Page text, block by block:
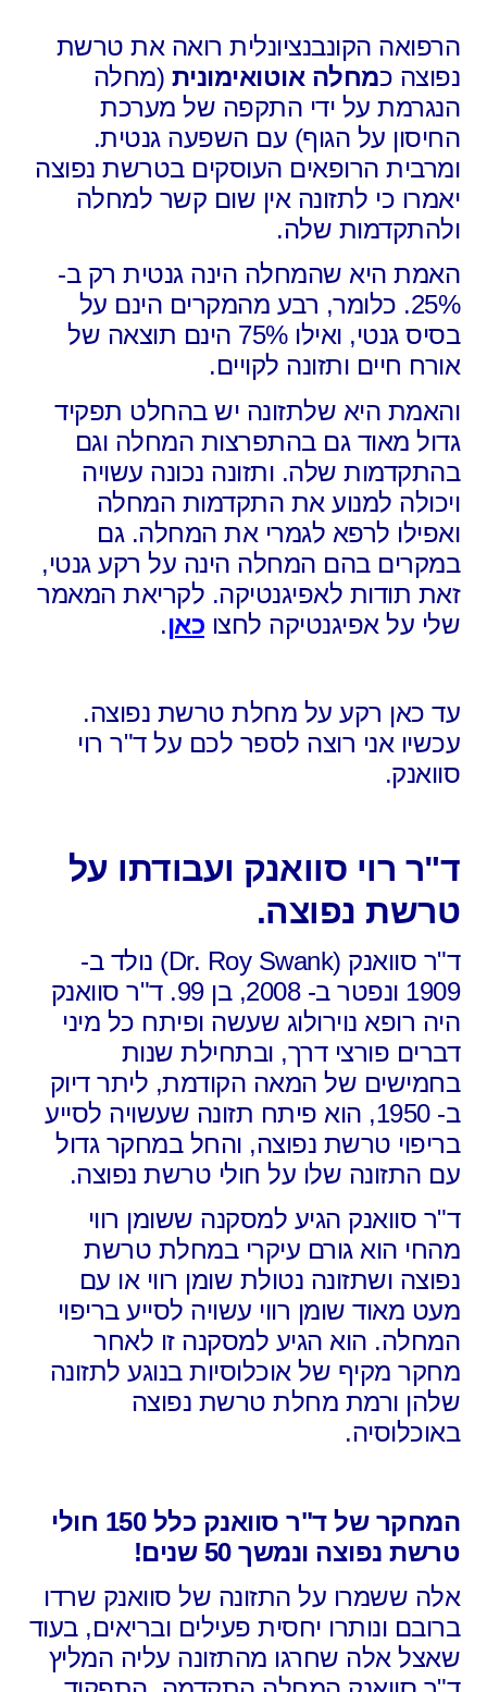
הרפואה הקונבנציונלית רואה את טרשת
נפוצה כמחלה אוטואימונית (מחלה
הנגרמת על ידי התקפה של מערכת
החיסון על הגוף) עם השפעה גנטית.
ומרבית הרופאים העוסקים בטרשת נפוצה
יאמרו כי לתזונה אין שום קשר למחלה
ולהתקדמות שלה.
האמת היא שהמחלה הינה גנטית רק ב-
25%. כלומר, רבע מהמקרים הינם על
בסיס גנטי, ואילו 75% הינם תוצאה של
אורח חיים ותזונה לקויים.
והאמת היא שלתזונה יש בהחלט תפקיד
גדול מאוד גם בהתפרצות המחלה וגם
בהתקדמות שלה. ותזונה נכונה עשויה
ויכולה למנוע את התקדמות המחלה
ואפילו לרפא לגמרי את המחלה. גם
במקרים בהם המחלה הינה על רקע גנטי,
זאת תודות לאפיגנטיקה. לקריאת המאמר
שלי על אפיגנטיקה לחצו כאן.
עד כאן רקע על מחלת טרשת נפוצה.
עכשיו אני רוצה לספר לכם על ד"ר רוי
סוואנק.
ד"ר רוי סוואנק ועבודתו על
טרשת נפוצה.
ד"ר סוואנק (Dr. Roy Swank) נולד ב-
1909 ונפטר ב- 2008, בן 99. ד"ר סוואנק
היה רופא נוירולוג שעשה ופיתח כל מיני
דברים פורצי דרך, ובתחילת שנות
בחמישים של המאה הקודמת, ליתר דיוק
ב- 1950, הוא פיתח תזונה שעשויה לסייע
בריפוי טרשת נפוצה, והחל במחקר גדול
עם התזונה שלו על חולי טרשת נפוצה.
ד"ר סוואנק הגיע למסקנה ששומן רווי
מהחי הוא גורם עיקרי במחלת טרשת
נפוצה ושתזונה נטולת שומן רווי או עם
מעט מאוד שומן רווי עשויה לסייע בריפוי
המחלה. הוא הגיע למסקנה זו לאחר
מחקר מקיף של אוכלוסיות בנוגע לתזונה
שלהן ורמת מחלת טרשת נפוצה
באוכלוסיה.
המחקר של ד"ר סוואנק כלל 150 חולי
טרשת נפוצה ונמשך 50 שנים!
אלה ששמרו על התזונה של סוואנק שרדו
ברובם ונותרו יחסית פעילים ובריאים, בעוד
שאצל אלה שחרגו מהתזונה עליה המליץ